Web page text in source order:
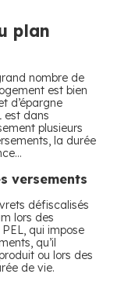
plan
nombre de
est bien
d’épargne
est dans
plusieurs
la durée
versements
défiscalisés
lors des
qui impose
qu’il
ou lors des
de vie.